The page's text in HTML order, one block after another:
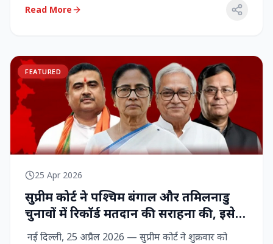
Read More
FEATURED
25 Apr 2026
सुप्रीम कोर्ट ने पश्चिम बंगाल और तमिलनाडु
चुनावों में रिकॉर्ड मतदान की सराहना की, इसे
नागरिक शक्ति का प्रदर्शन बताया
नई दिल्ली, 25 अप्रैल 2026 — सुप्रीम कोर्ट ने शुक्रवार को